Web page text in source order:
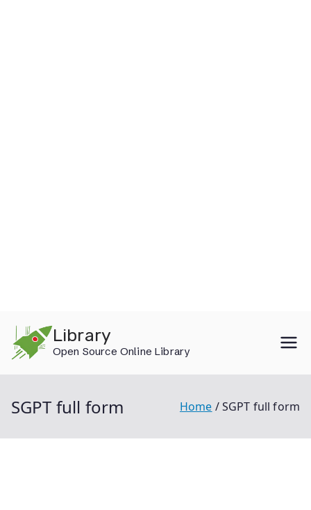
content
Library
Open Source Online Library
SGPT full form Home SGPT full form